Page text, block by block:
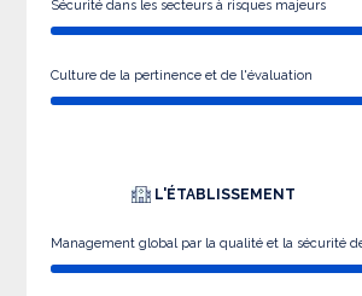
Sécurité dans les secteurs à risques majeurs
Culture de la pertinence et de l'évaluation
L'ÉTABLISSEMENT
Management global par la qualité et la sécurité